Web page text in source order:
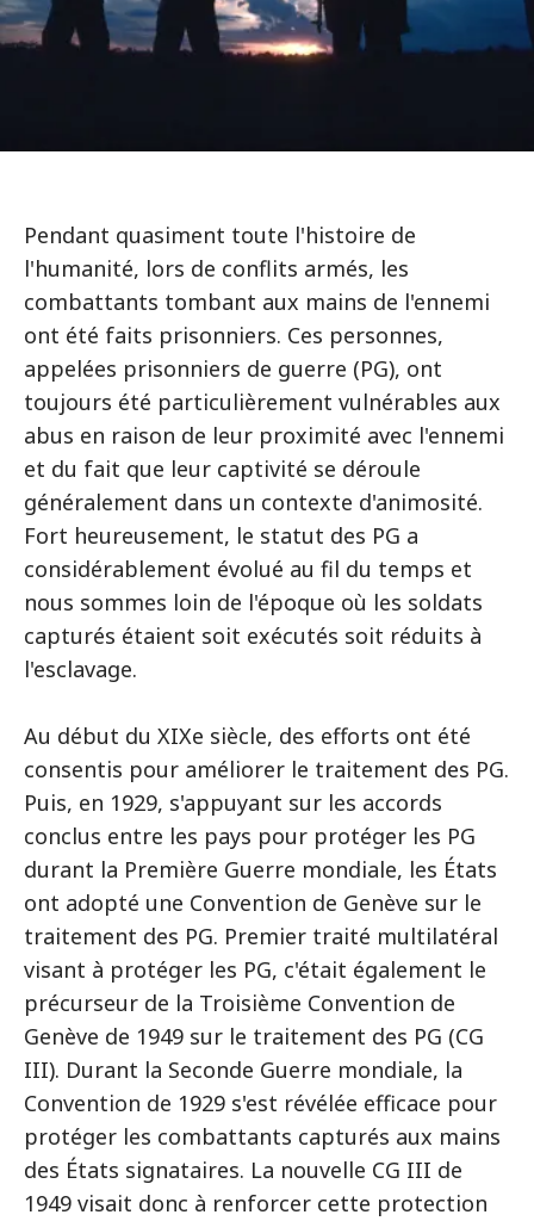
Pendant quasiment toute l'histoire de
l'humanité, lors de conflits armés, les
combattants tombant aux mains de l'ennemi
ont été faits prisonniers. Ces personnes,
appelées prisonniers de guerre (PG), ont
toujours été particulièrement vulnérables aux
abus en raison de leur proximité avec l'ennemi
et du fait que leur captivité se déroule
généralement dans un contexte d'animosité.
Fort heureusement, le statut des PG a
considérablement évolué au fil du temps et
nous sommes loin de l'époque où les soldats
capturés étaient soit exécutés soit réduits à
l'esclavage.
Au début du XIXe siècle, des efforts ont été
consentis pour améliorer le traitement des PG.
Puis, en 1929, s'appuyant sur les accords
conclus entre les pays pour protéger les PG
durant la Première Guerre mondiale, les États
ont adopté une Convention de Genève sur le
traitement des PG. Premier traité multilatéral
visant à protéger les PG, c'était également le
précurseur de la Troisième Convention de
Genève de 1949 sur le traitement des PG (CG
III). Durant la Seconde Guerre mondiale, la
Convention de 1929 s'est révélée efficace pour
protéger les combattants capturés aux mains
des États signataires. La nouvelle CG III de
1949 visait donc à renforcer cette protection